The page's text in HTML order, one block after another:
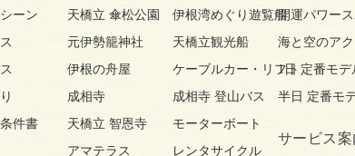
ーン
件書
天橋立 傘松公園
元伊勢籠神社
伊根の舟屋
成相寺
天橋立 智恩寺
アマテラス
伊根湾めぐり遊覧船
天橋立観光船
ケーブルカー・リフト
成相寺 登山バス
モーターボート
レンタサイクル
開運パワー
海と空のア
1日 定番モデ
半日 定番モ
サービス案